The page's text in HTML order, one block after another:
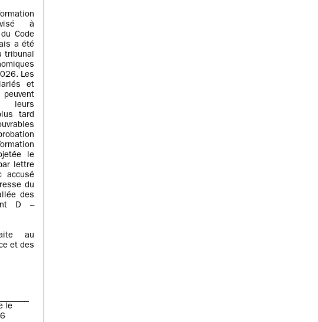
visé à
Code
a été
tribunal
Les
et
tard
le
lettre
accusé
du
des
D –
au
et des
le